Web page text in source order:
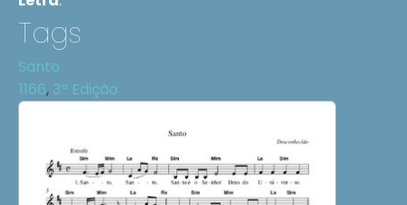
Tags
Santo
1166, 3ª Edição